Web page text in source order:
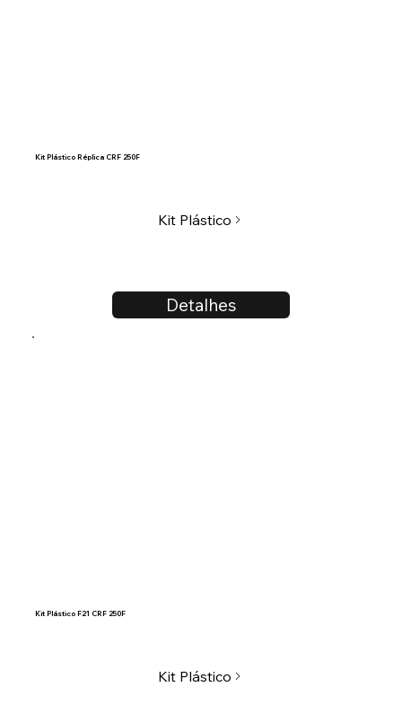
Kit Plástico Réplica CRF 250F
Detalhes
Kit Plástico
Kit Plástico F21 CRF 250F
Kit Plástico